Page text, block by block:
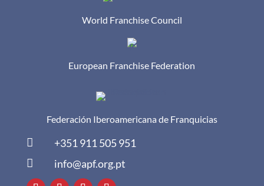
World Franchise Council
European Franchise Federation
Federación Iberoamericana de Franquicias
 +351 911 505 951
 info@apf.org.pt